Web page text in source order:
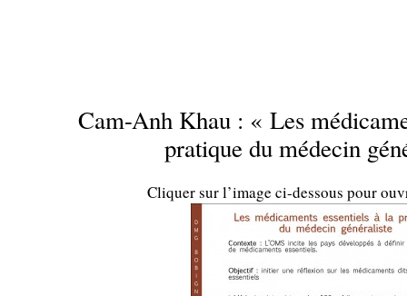
Cam-Anh Khau : « Les
pratique du médecin
Cliquer sur l’image ci-dessous pour